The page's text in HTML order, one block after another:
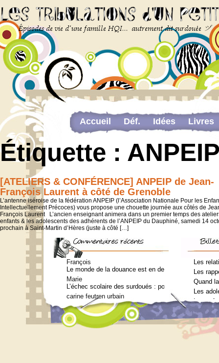
Accueil Déf. Idées
Livres
The last…
Web-congrès portant sur la
Étiquette :
[ATELIERS & CONFÉRENCE] ANPEIP de Jean-
François Laurent à côté de Grenoble
L’antenne iséroise de la fédération ANPEIP (l’Association Nationale Pour les
Intellectuellement Précoces) vous propose une chouette journée aux côtés de
François Laurent L’ancien enseignant animera dans un premier temps des
enfants & les adolescents des adhérents de l’ANPEIP du Dauphiné, samedi 14
prochain à Saint-Martin d’Hères (juste à côté […]
François
Le monde de la douance est en deuil : Jean-Charles
Marie
L’échec scolaire des surdoués : pourquoi ? (Journal
carine feutren urbain
Petit lexique en lien avec le surdouement à l’usage
Marie
Qui consulter pour un bilan psychométrique ?
Siouplet
Qui consulter pour un bilan psychométrique ?
Les
Les
Quand
Les
Les